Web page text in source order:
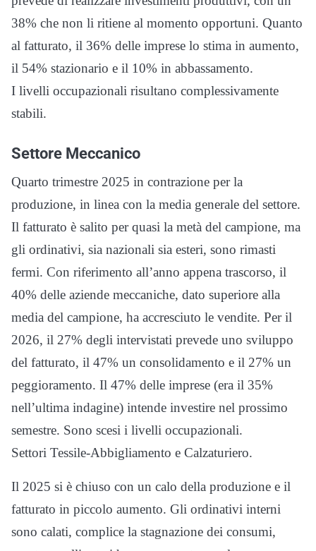
38% che non li ritiene al momento opportuni. Quanto
al fatturato, il 36% delle imprese lo stima in aumento,
il 54% stazionario e il 10% in abbassamento.
I livelli occupazionali risultano complessivamente
stabili.
Settore Meccanico
Quarto trimestre 2025 in contrazione per la
produzione, in linea con la media generale del settore.
Il fatturato è salito per quasi la metà del campione, ma
gli ordinativi, sia nazionali sia esteri, sono rimasti
fermi. Con riferimento all’anno appena trascorso, il
40% delle aziende meccaniche, dato superiore alla
media del campione, ha accresciuto le vendite. Per il
2026, il 27% degli intervistati prevede uno sviluppo
del fatturato, il 47% un consolidamento e il 27% un
peggioramento. Il 47% delle imprese (era il 35%
nell’ultima indagine) intende investire nel prossimo
semestre. Sono scesi i livelli occupazionali.
Settori Tessile-Abbigliamento e Calzaturiero.
Il 2025 si è chiuso con un calo della produzione e il
fatturato in piccolo aumento. Gli ordinativi interni
sono calati, complice la stagnazione dei consumi,